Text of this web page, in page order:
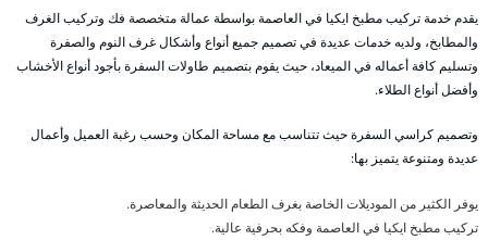
يقدم خدمة تركيب مطبخ ايكيا في العاصمة بواسطة عمالة متخصصة فك وتركيب الغرف
والمطابخ، ولديه خدمات عديدة في تصميم جميع أنواع وأشكال غرف النوم والصفرة
وتسليم كافة أعماله في الميعاد، حيث يقوم بتصميم طاولات السفرة بأجود أنواع الأخشاب
وأفضل أنواع الطلاء.
وتصميم كراسي السفرة حيث تتناسب مع مساحة المكان وحسب رغبة العميل وأعمال
عديدة ومتنوعة يتميز بها:
يوفر الكثير من الموديلات الخاصة بغرف الطعام الحديثة والمعاصرة.
تركيب مطبخ ايكيا في العاصمة وفكه بحرفية عالية.